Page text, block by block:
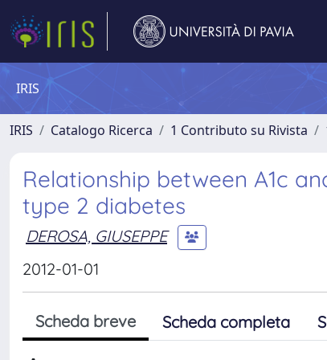
IRIS
IRIS Catalogo Ricerca 1 Contributo su Rivista
Relationship between A1c
type 2 diabetes
DEROSA, GIUSEPPE
2012-01-01
Scheda breve Scheda completa